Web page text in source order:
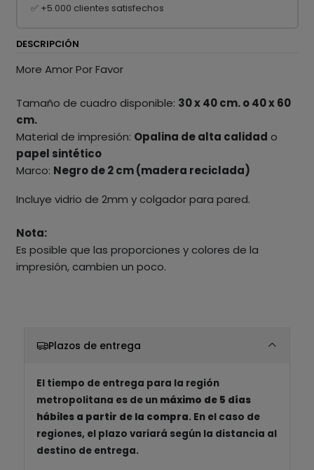
✅ +5.000 clientes satisfechos
DESCRIPCIÓN
More Amor Por Favor
Tamaño de cuadro disponible: 30 x 40 cm. o 40 x 60
cm.
Material de impresión: Opalina de alta calidad o
papel sintético
Marco: Negro de 2 cm (madera reciclada)
Incluye vidrio de 2mm y colgador para pared.
Nota:
Es posible que las proporciones y colores de la
impresión, cambien un poco.
Plazos de entrega
El tiempo de entrega para la región
metropolitana es de un máximo de 5 días
hábiles a partir de la compra. En el caso de
regiones, el plazo variará según la distancia al
destino de entrega.